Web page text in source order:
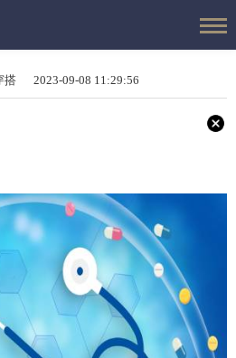
搭 2023-09-08 11:29:56